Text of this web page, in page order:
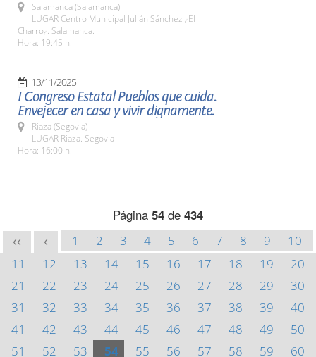
Salamanca (Salamanca)
LUGAR Centro Municipal Julián Sánchez ¿El
Charro¿. Salamanca.
Hora: 19:45 h.
13/11/2025
I Congreso Estatal Pueblos que cuida.
Envejecer en casa y vivir dignamente.
Riaza (Segovia)
LUGAR Riaza. Segovia
Hora: 16:00 h.
Página 54 de 434
<< < 1 2 3 4 5 6 7 8 9
10
11
12 13 14 15 16 17 18 19
20
21
22 23 24 25 26 27 28 29
30
31
32 33 34 35 36 37 38 39
40
41
42 43 44 45 46 47 48 49
50
51
52 53 54 55 56 57 58 59
60